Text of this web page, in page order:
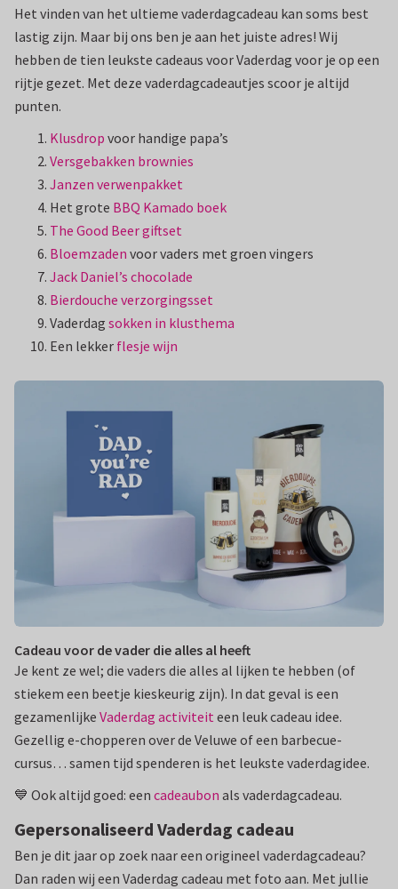
Het vinden van het ultieme vaderdagcadeau kan soms best
lastig zijn. Maar bij ons ben je aan het juiste adres! Wij
hebben de tien leukste cadeaus voor Vaderdag voor je op een
rijtje gezet. Met deze vaderdagcadeautjes scoor je altijd
punten.
Klusdrop voor handige papa’s
Versgebakken brownies
Janzen verwenpakket
Het grote BBQ Kamado boek
The Good Beer giftset
Bloemzaden voor vaders met groen vingers
Jack Daniel’s chocolade
Bierdouche verzorgingsset
Vaderdag sokken in klusthema
Een lekker flesje wijn
Cadeau voor de vader die alles al heeft
Je kent ze wel; die vaders die alles al lijken te hebben (of
stiekem een beetje kieskeurig zijn). In dat geval is een
gezamenlijke Vaderdag activiteit een leuk cadeau idee.
Gezellig e-chopperen over de Veluwe of een barbecue-
cursus… samen tijd spenderen is het leukste vaderdagidee.
💙 Ook altijd goed: een cadeaubon als vaderdagcadeau.
Gepersonaliseerd Vaderdag cadeau
Ben je dit jaar op zoek naar een origineel vaderdagcadeau?
Dan raden wij een Vaderdag cadeau met foto aan. Met jullie